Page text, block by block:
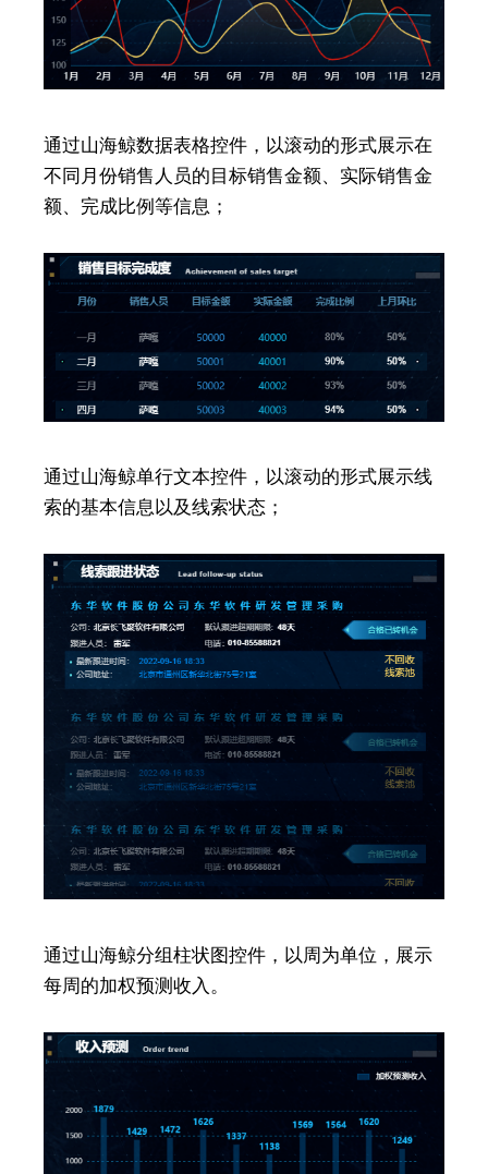
通过山海鲸数据表格控件，以滚动的形式展示在
不同月份销售人员的目标销售金额、实际销售金
额、完成比例等信息；
通过山海鲸单行文本控件，以滚动的形式展示线
索的基本信息以及线索状态；
通过山海鲸分组柱状图控件，以周为单位，展示
每周的加权预测收入。